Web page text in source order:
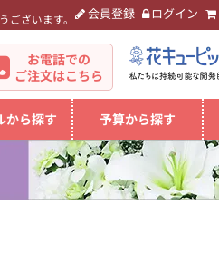
ございます。 会員登録 ログイン
お電話での
ご注文はこちら
から探す 予算から探す